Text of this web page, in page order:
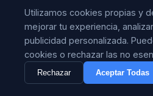
Utilizamos cookies propias y
mejorar tu experiencia,
publicidad personalizada.
cookies o rechazar las no
Rechazar Aceptar Todas